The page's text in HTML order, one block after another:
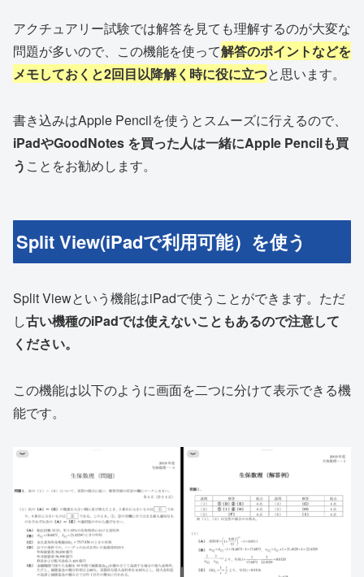
アクチュアリー試験では解答を見ても理解するのが大変な
問題が多いので、この機能を使って解答のポイントなどを
メモしておくと2回目以降解く時に役に立つと思います。
書き込みはApple Pencilを使うとスムーズに行えるので、
iPadやGoodNotes を買った人は一緒にApple Pencilも買
う ことをお勧めします。
Split View(iPadで利用可能）を使う
Split Viewという機能はiPadで使うことができます。ただ
し古い機種のiPadでは使えないこともあるので注意して
ください。
この機能は以下のように画面を二つに分けて表示できる機
能です。